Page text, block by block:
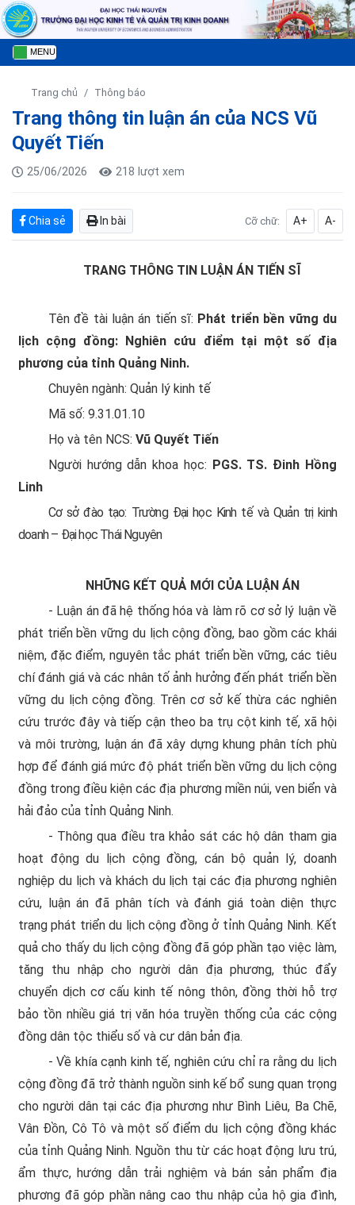
MENU
Trang chủ Thông báo
Trang thông tin luận án của NCS Vũ
Quyết Tiến
25/06/2026 218 lượt xem
Chia sẻ In bài Cỡ chữ: A+ A-
TRANG THÔNG TIN LUẬN ÁN TIẾN SĨ
Tên đề tài luận án tiến sĩ: Phát triển bền vững du
lịch cộng đồng: Nghiên cứu điểm tại một số địa
phương của tỉnh Quảng Ninh.
Chuyên ngành: Quản lý kinh tế
Mã số: 9.31.01.10
Họ và tên NCS: Vũ Quyết Tiến
Người hướng dẫn khoa học: PGS. TS. Đinh Hồng
Linh
Cơ sở đào tạo: Trường Đại học Kinh tế và Quản trị kinh
doanh – Đại học Thái Nguyên
NHỮNG KẾT QUẢ MỚI CỦA LUẬN ÁN
- Luận án đã hệ thống hóa và làm rõ cơ sở lý luận về
phát triển bền vững du lịch cộng đồng, bao gồm các khái
niệm, đặc điểm, nguyên tắc phát triển bền vững, các tiêu
chí đánh giá và các nhân tố ảnh hưởng đến phát triển bền
vững du lịch cộng đồng. Trên cơ sở kế thừa các nghiên
cứu trước đây và tiếp cận theo ba trụ cột kinh tế, xã hội
và môi trường, luận án đã xây dựng khung phân tích phù
hợp để đánh giá mức độ phát triển bền vững du lịch cộng
đồng trong điều kiện các địa phương miền núi, ven biển và
hải đảo của tỉnh Quảng Ninh.
- Thông qua điều tra khảo sát các hộ dân tham gia
hoạt động du lịch cộng đồng, cán bộ quản lý, doanh
nghiệp du lịch và khách du lịch tại các địa phương nghiên
cứu, luận án đã phân tích và đánh giá toàn diện thực
trạng phát triển du lịch cộng đồng ở tỉnh Quảng Ninh. Kết
quả cho thấy du lịch cộng đồng đã góp phần tạo việc làm,
tăng thu nhập cho người dân địa phương, thúc đẩy
chuyển dịch cơ cấu kinh tế nông thôn, đồng thời hỗ trợ
bảo tồn nhiều giá trị văn hóa truyền thống của các cộng
đồng dân tộc thiểu số và cư dân bản địa.
- Về khía cạnh kinh tế, nghiên cứu chỉ ra rằng du lịch
cộng đồng đã trở thành nguồn sinh kế bổ sung quan trọng
cho người dân tại các địa phương như Bình Liêu, Ba Chẽ,
Vân Đồn, Cô Tô và một số điểm du lịch cộng đồng khác
của tỉnh Quảng Ninh. Nguồn thu từ các hoạt động lưu trú,
ẩm thực, hướng dẫn trải nghiệm và bán sản phẩm địa
phương đã góp phần nâng cao thu nhập của hộ gia đình,